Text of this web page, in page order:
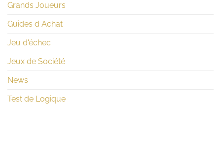
Grands Joueurs
Guides d Achat
Jeu d'échec
Jeux de Société
News
Test de Logique